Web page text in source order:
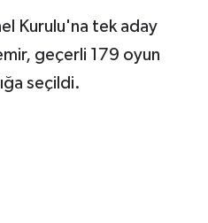
Kurulu'na tek aday
geçerli 179 oyun
seçildi.